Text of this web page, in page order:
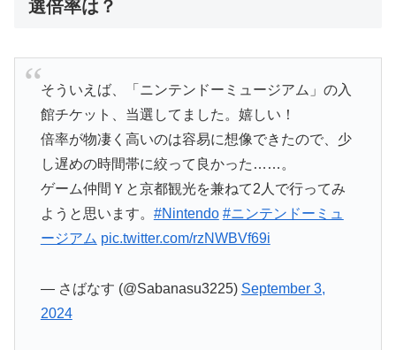
選倍率は？
そういえば、「ニンテンドーミュージアム」の入
館チケット、当選してました。嬉しい！
倍率が物凄く高いのは容易に想像できたので、少
し遅めの時間帯に絞って良かった……。
ゲーム仲間Ｙと京都観光を兼ねて2人で行ってみ
ようと思います。 #Nintendo #ニンテンドーミュ
ージアム pic.twitter.com/rzNWBVf69i
— さばなす (@Sabanasu3225) September 3,
2024